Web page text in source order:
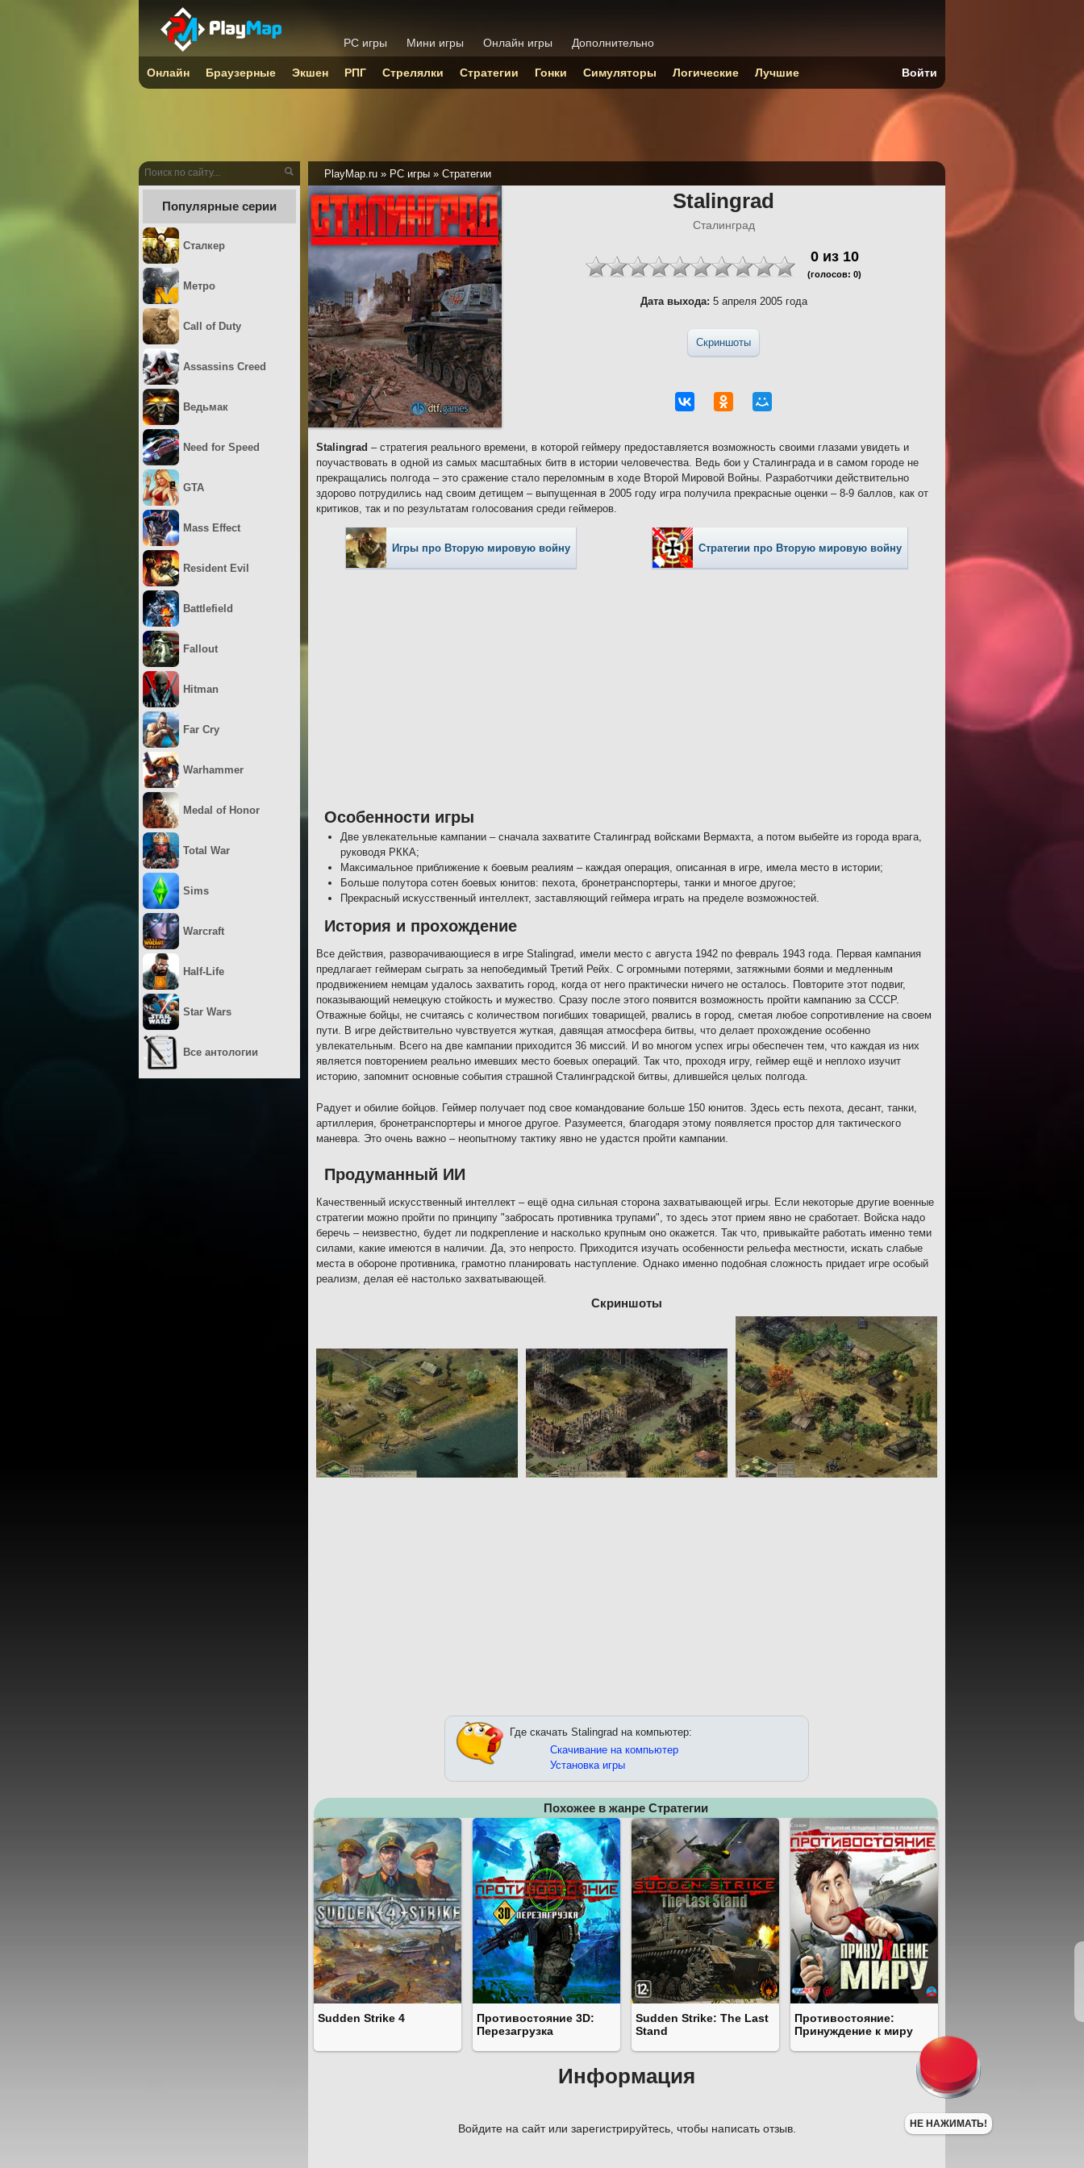
PlayMap.ru » PC игры » Стратегии
Stalingrad
Сталинград
0из 10
(голосов: 0)
Дата выхода: 5 апреля 2005 года
Скриншоты
Stalingrad – стратегия реального времени, в которой геймеру предоставляется возможность своими глазами увидеть и
поучаствовать в одной из самых масштабных битв в истории человечества. Ведь бои у Сталинграда и в самом городе не
прекращались полгода – это сражение стало переломным в ходе Второй Мировой Войны. Разработчики действительно
здорово потрудились над своим детищем – выпущенная в 2005 году игра получила прекрасные оценки – 8-9 баллов, как от
критиков, так и по результатам голосования среди геймеров.
Игры про Вторую мировую войну Стратегии про Вторую мировую войну
Особенности игры
Две увлекательные кампании – сначала захватите Сталинград войсками Вермахта, а потом выбейте из города врага,
руководя РККА;
Максимальное приближение к боевым реалиям – каждая операция, описанная в игре, имела место в истории;
Больше полутора сотен боевых юнитов: пехота, бронетранспортеры, танки и многое другое;
Прекрасный искусственный интеллект, заставляющий геймера играть на пределе возможностей.
История и прохождение
Все действия, разворачивающиеся в игре Stalingrad, имели место с августа 1942 по февраль 1943 года. Первая кампания
предлагает геймерам сыграть за непобедимый Третий Рейх. С огромными потерями, затяжными боями и медленным
продвижением немцам удалось захватить город, когда от него практически ничего не осталось. Повторите этот подвиг,
показывающий немецкую стойкость и мужество. Сразу после этого появится возможность пройти кампанию за СССР.
Отважные бойцы, не считаясь с количеством погибших товарищей, рвались в город, сметая любое сопротивление на своем
пути. В игре действительно чувствуется жуткая, давящая атмосфера битвы, что делает прохождение особенно
увлекательным. Всего на две кампании приходится 36 миссий. И во многом успех игры обеспечен тем, что каждая из них
является повторением реально имевших место боевых операций. Так что, проходя игру, геймер ещё и неплохо изучит
историю, запомнит основные события страшной Сталинградской битвы, длившейся целых полгода.
Радует и обилие бойцов. Геймер получает под свое командование больше 150 юнитов. Здесь есть пехота, десант, танки,
артиллерия, бронетранспортеры и многое другое. Разумеется, благодаря этому появляется простор для тактического
маневра. Это очень важно – неопытному тактику явно не удастся пройти кампании.
Продуманный ИИ
Качественный искусственный интеллект – ещё одна сильная сторона захватывающей игры. Если некоторые другие военные
стратегии можно пройти по принципу "забросать противника трупами", то здесь этот прием явно не сработает. Войска надо
беречь – неизвестно, будет ли подкрепление и насколько крупным оно окажется. Так что, привыкайте работать именно теми
силами, какие имеются в наличии. Да, это непросто. Приходится изучать особенности рельефа местности, искать слабые
места в обороне противника, грамотно планировать наступление. Однако именно подобная сложность придает игре особый
реализм, делая её настолько захватывающей.
Скриншоты
Где скачать Stalingrad на компьютер:
Скачивание на компьютер
Установка игры
Похожее в жанре Стратегии
Sudden Strike 4
Противостояние 3D:
Перезагрузка
Sudden Strike: The Last
Stand
Противостояние:
Принуждение к миру
Информация
Войдите на сайт или зарегистрируйтесь, чтобы написать отзыв.
Популярные серии
Сталкер
Метро
Call of Duty
Assassins Creed
Ведьмак
Need for Speed
GTA
Mass Effect
Resident Evil
Battlefield
Fallout
Hitman
Far Cry
Warhammer
Medal of Honor
Total War
Sims
Warcraft
Half-Life
Star Wars
Все антологии
PC игры Мини игры Онлайн игры Дополнительно
Онлайн Браузерные Экшен РПГ Стрелялки Стратегии Гонки Симуляторы Логические Лучшие Войти
НЕ НАЖИМАТЬ!